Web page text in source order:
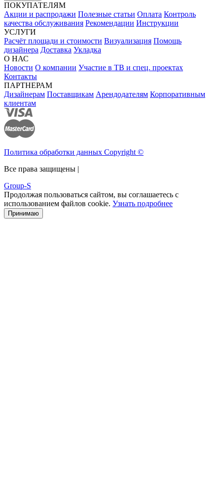
ПОКУПАТЕЛЯМ
Акции и распродажи Полезные статьи Оплата Контроль
качества обслуживания Рекомендации Инструкции
УСЛУГИ
Расчёт площади и стоимости Визуализация Помощь
дизайнера Доставка Укладка
О НАС
Новости О компании Участие в ТВ и спец. проектах
Контакты
ПАРТНЕРАМ
Дизайнерам Поставщикам Арендодателям Корпоративным
клиентам
Политика обработки данных Copyright ©
Все права защищены |
Group-S
Продолжая пользоваться сайтом, вы соглашаетесь с
использованием файлов cookie. Узнать подробнее
Принимаю